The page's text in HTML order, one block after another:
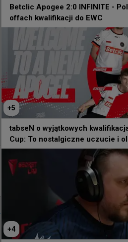
#s1mple 39 minut temu
s1mple o kwalifikacjach do
Chciałem tylko
którzy z nimi współpracują.
Betclic Apogee 2:0 INFINITE -
offach kwalifikacji do EWC
+5
tabseN o wyjątkowych
Cup: To nostalgiczne uczucie i
+4